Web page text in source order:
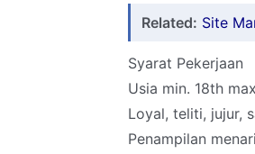
Related: Site
Syarat Pekerjaan
Usia min. 18th
Loyal, teliti, jujur,
Penampilan